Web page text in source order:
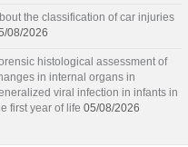
the classification of car injuries
08/2026
histological assessment of
in internal organs in
viral infection in infants in
first year of life 05/08/2026